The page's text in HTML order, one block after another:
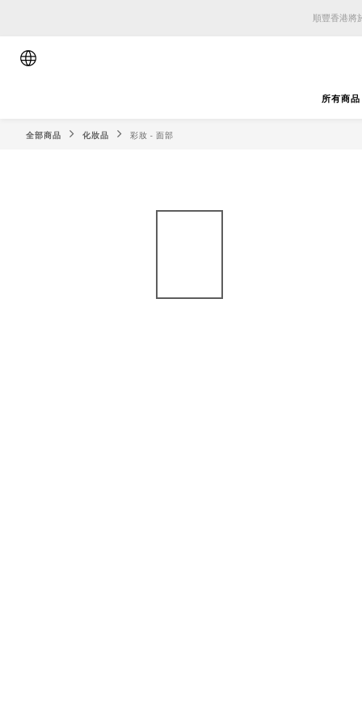
順豐香港將
順豐香港將
所有商品
全部商品 化妝品 彩妝 - 面部